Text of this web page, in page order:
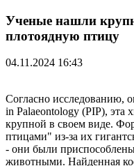
Ученые нашли
плотоядную птицу
04.11.2024 16:43
Согласно исследованию,
in Palaeontology (PIP), эта
крупной в своем виде.
птицами" из-за их
- они были
животными. Найденная